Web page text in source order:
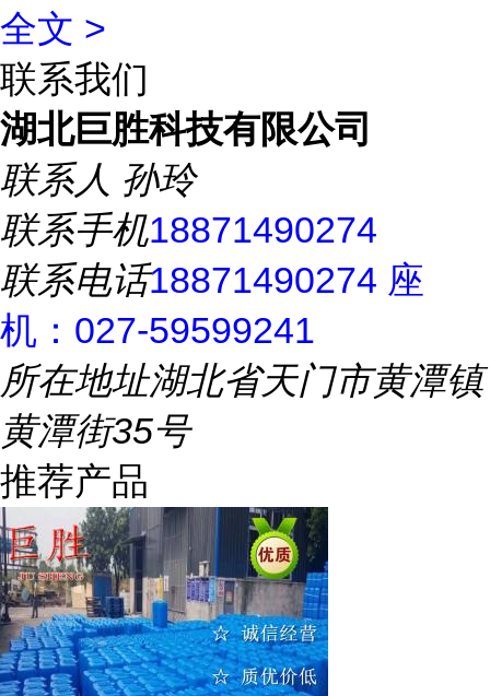
全文 >
联系我们
湖北巨胜科技有限公司
联系人 孙玲
联系手机18871490274
联系电话18871490274 座
机：027-59599241
所在地址湖北省天门市黄潭镇
黄潭街35号
推荐产品